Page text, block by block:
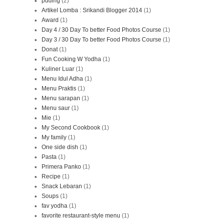
Artikel Lomba : Srikandi Blogger 2014 (1)
Award (1)
Day 4 / 30 Day To better Food Photos Course (1)
Day 3 / 30 Day To better Food Photos Course (1)
Donat (1)
Fun Cooking W Yodha (1)
Kuliner Luar (1)
Menu Idul Adha (1)
Menu Praktis (1)
Menu sarapan (1)
Menu saur (1)
Mie (1)
My Second Cookbook (1)
My family (1)
One side dish (1)
Pasta (1)
Primera Panko (1)
Recipe (1)
Snack Lebaran (1)
Soups (1)
fav yodha (1)
favorite restaurant-style menu (1)